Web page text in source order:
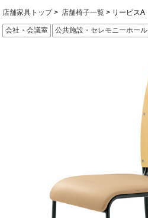
店舗家具トップ 店舗椅子一覧 リーピスA
会社・会議室 公共施設・セレモニーホール